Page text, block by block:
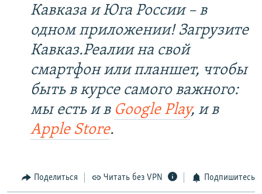
Кавказа и Юга России – в
одном приложении! Загрузите
Кавказ.Реалии на свой
смартфон или планшет, чтобы
быть в курсе самого важного:
мы есть и в Google Play, и в
Apple Store.
Поделиться Читать без VPN Подпишитесь